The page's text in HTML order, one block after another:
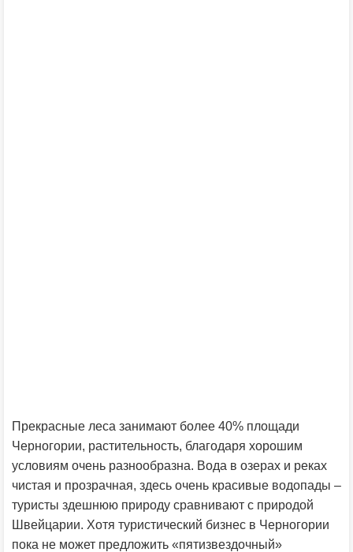
Прекрасные леса занимают более 40% площади
Черногории, растительность, благодаря хорошим
условиям очень разнообразна. Вода в озерах и реках
чистая и прозрачная, здесь очень красивые водопады –
туристы здешнюю природу сравнивают с природой
Швейцарии. Хотя туристический бизнес в Черногории
пока не может предложить «пятизвездочный»